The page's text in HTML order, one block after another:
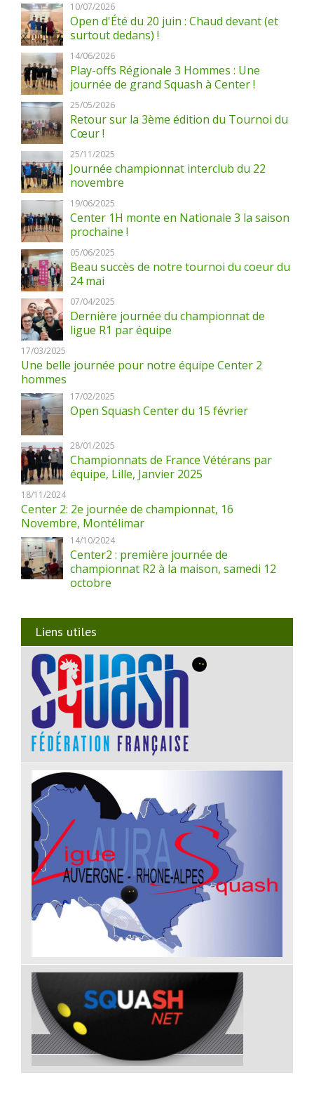
10/07/2026
Open d'Été du 20 juin : Chaud devant (et
surtout dedans) !
14/06/2026
Play-offs Régionale 3 Hommes : Une
journée de grand Squash à Center !
25/05/2026
Retour sur la 3ème édition du Tournoi du
Cœur !
25/11/2025
Journée championnat interclub du 22
novembre
19/06/2025
Center 1H monte en Nationale 3 la saison
prochaine !
05/06/2025
Beau succès de notre tournoi du coeur du
24 mai
07/04/2025
Dernière journée du championnat de
ligue R1 par équipe
17/03/2025
Une belle journée pour notre équipe Center 2
hommes
17/02/2025
Open Squash Center du 15 février
28/01/2025
Championnats de France Vétérans par
équipe, Lille, Janvier 2025
18/11/2024
Center 2: 2e journée de championnat, 16
Novembre, Montélimar
14/10/2024
Center2 : première journée de
championnat R2 à la maison, samedi 12
octobre
Liens utiles